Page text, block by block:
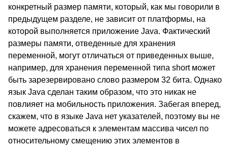
конкретный размер памяти, который, как мы говорили в
предыдущем разделе, не зависит от платформы, на
которой выполняется приложение Java. Фактический
размеры памяти, отведенные для хранения
переменной, могут отличаться от приведенных выше,
например, для хранения переменной типа short может
быть зарезервировано слово размером 32 бита. Однако
язык Java сделан таким образом, что это никак не
повлияет на мобильность приложения. Забегая вперед,
скажем, что в языке Java нет указателей, поэтому вы не
можете адресоваться к элементам массива чисел по
относительному смещению этих элементов в